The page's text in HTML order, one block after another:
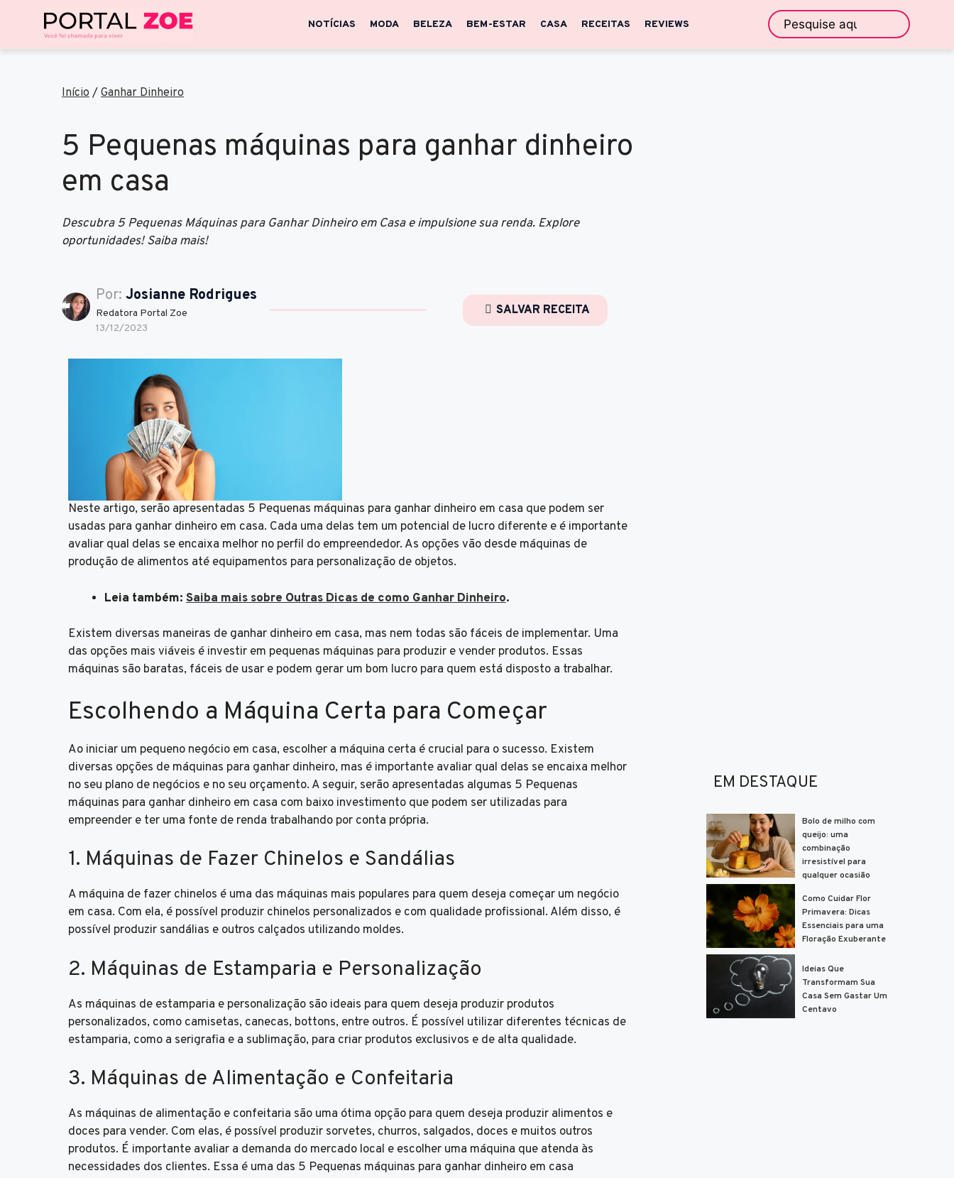
NOTÍCIAS MODA BELEZA BEM-ESTAR CASA RECEITAS REVIEWS
Início / Ganhar Dinheiro
5 Pequenas máquinas para ganhar dinheiro
em casa
Descubra 5 Pequenas Máquinas para Ganhar Dinheiro em Casa e impulsione sua renda. Explore
oportunidades! Saiba mais!
Por: Josianne Rodrigues
Redatora Portal Zoe
13/12/2023
SALVAR RECEITA
Neste artigo, serão apresentadas 5 Pequenas máquinas para ganhar dinheiro em casa que podem ser
usadas para ganhar dinheiro em casa. Cada uma delas tem um potencial de lucro diferente e é importante
avaliar qual delas se encaixa melhor no perfil do empreendedor. As opções vão desde máquinas de
produção de alimentos até equipamentos para personalização de objetos.
Leia também: Saiba mais sobre Outras Dicas de como Ganhar Dinheiro.
Existem diversas maneiras de ganhar dinheiro em casa, mas nem todas são fáceis de implementar. Uma
das opções mais viáveis é investir em pequenas máquinas para produzir e vender produtos. Essas
máquinas são baratas, fáceis de usar e podem gerar um bom lucro para quem está disposto a trabalhar.
Escolhendo a Máquina Certa para Começar
Ao iniciar um pequeno negócio em casa, escolher a máquina certa é crucial para o sucesso. Existem
diversas opções de máquinas para ganhar dinheiro, mas é importante avaliar qual delas se encaixa melhor
no seu plano de negócios e no seu orçamento. A seguir, serão apresentadas algumas 5 Pequenas
máquinas para ganhar dinheiro em casa com baixo investimento que podem ser utilizadas para
empreender e ter uma fonte de renda trabalhando por conta própria.
1. Máquinas de Fazer Chinelos e Sandálias
A máquina de fazer chinelos é uma das máquinas mais populares para quem deseja começar um negócio
em casa. Com ela, é possível produzir chinelos personalizados e com qualidade profissional. Além disso, é
possível produzir sandálias e outros calçados utilizando moldes.
2. Máquinas de Estamparia e Personalização
As máquinas de estamparia e personalização são ideais para quem deseja produzir produtos
personalizados, como camisetas, canecas, bottons, entre outros. É possível utilizar diferentes técnicas de
estamparia, como a serigrafia e a sublimação, para criar produtos exclusivos e de alta qualidade.
3. Máquinas de Alimentação e Confeitaria
As máquinas de alimentação e confeitaria são uma ótima opção para quem deseja produzir alimentos e
doces para vender. Com elas, é possível produzir sorvetes, churros, salgados, doces e muitos outros
produtos. É importante avaliar a demanda do mercado local e escolher uma máquina que atenda às
necessidades dos clientes. Essa é uma das 5 Pequenas máquinas para ganhar dinheiro em casa
EM DESTAQUE
Bolo de milho com
queijo: uma
combinação
irresistível para
qualquer ocasião
Como Cuidar Flor
Primavera: Dicas
Essenciais para uma
Floração Exuberante
Ideias Que
Transformam Sua
Casa Sem Gastar Um
Centavo